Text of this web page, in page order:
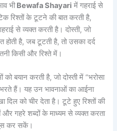
भीBewafa Shayari में गहराई से
रिश्तों के टूटने की बात करती है,
से व्यक्त करती है। दोस्ती, जो
होती है, जब टूटती है, तो उसका दर्द
किसी और रिश्ते में।
बयान करती है, जो दोस्ती में “भरोसा
हैं। यह उन भावनाओं का आईना
दिल को चीर देता है। टूटे हुए रिश्तों की
गहरे शब्दों के माध्यम से व्यक्त करता
कर सकें।